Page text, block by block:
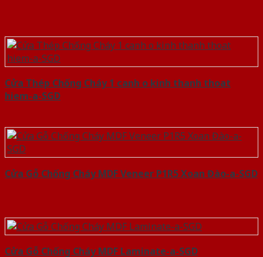
Cửa Thép Chống Cháy 1 canh o kinh thanh thoat
hiem-a-SGD
Cửa Gỗ Chống Cháy MDF Veneer P1R5 Xoan Đào-a-SGD
Cửa Gỗ Chống Cháy MDF Laminate-a-SGD